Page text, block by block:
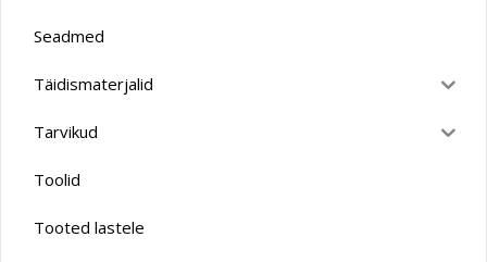
Seadmed
Täidismaterjalid
Tarvikud
Toolid
Tooted lastele